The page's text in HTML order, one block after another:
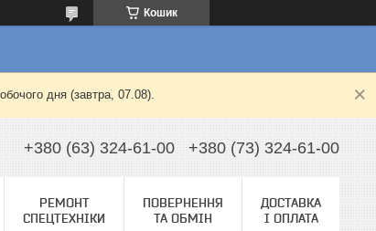
Кошик
дня (завтра, 07.08).
+380 (63) 324-61-00 +380 (73) 324-61-00
РЕМОНТ
СПЕЦТЕХНІКИ
ПОВЕРНЕННЯ
ТА ОБМІН
ДОСТАВКА
І ОПЛАТА